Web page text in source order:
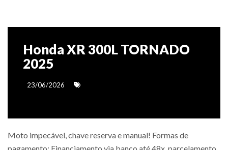
Honda XR 300L TORNADO
2025
23/06/2026
Moto impecável, chave reserva e manual! Formas de